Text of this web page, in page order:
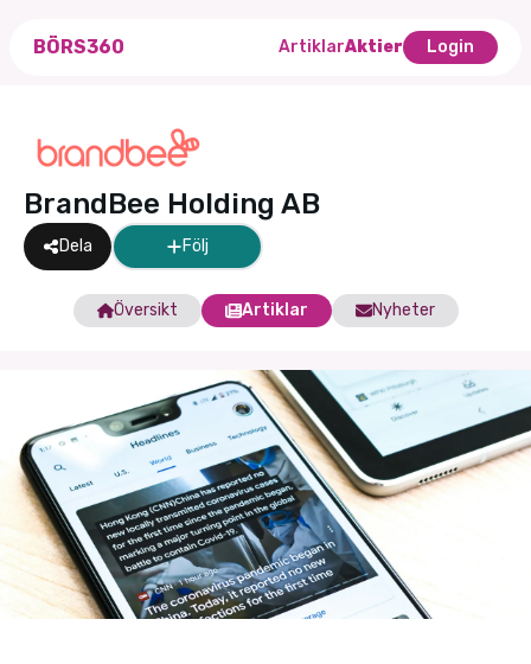
BÖRS360 ArtiklarAktier Login
BrandBee Holding AB
Dela Följ
Översikt Artiklar Nyheter